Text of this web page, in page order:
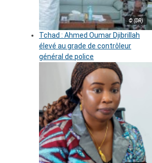
© (DR)
Tchad : Ahmed Oumar Djibrillah
élevé au grade de contrôleur
général de police